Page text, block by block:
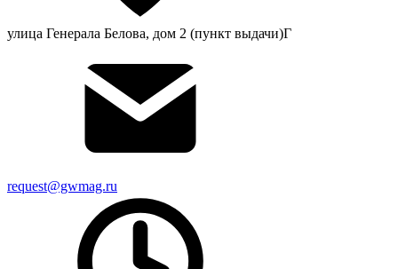
улица Генерала Белова, дом 2 (пункт выдачи)Г
request@gwmag.ru